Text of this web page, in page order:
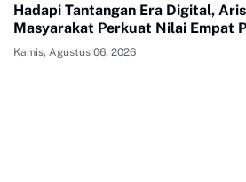
Hadapi Tantangan Era Digital,
Masyarakat Perkuat Nilai Empat
Kamis, Agustus 06, 2026